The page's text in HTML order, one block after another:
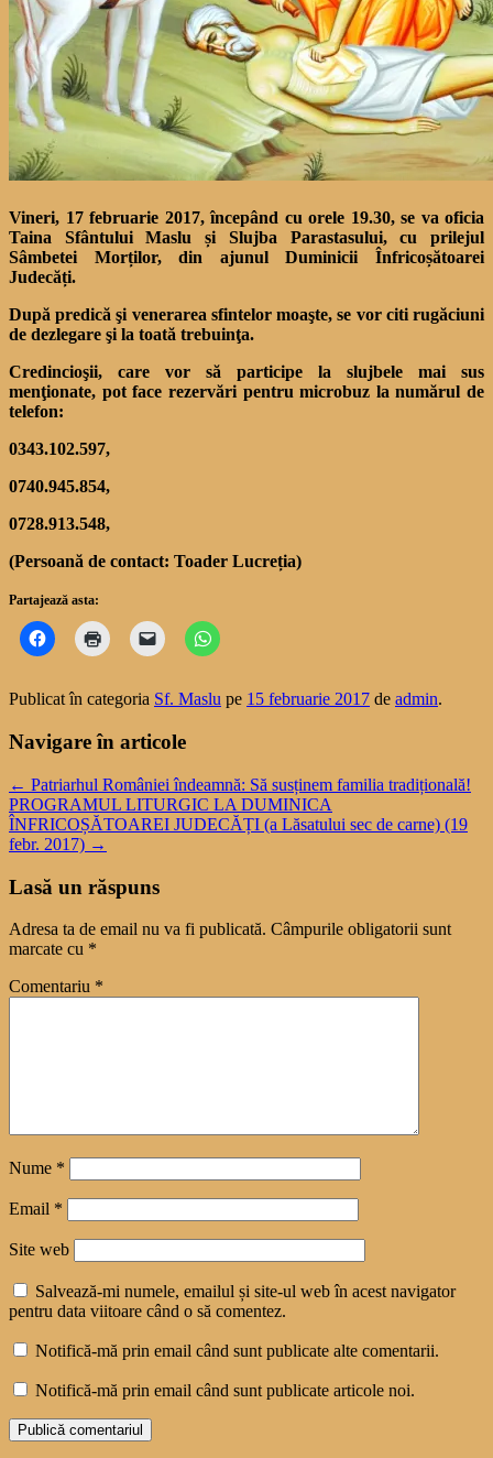
Vineri, 17 februarie 2017, începând cu orele 19.30, se va oficia
Taina Sfântului Maslu și Slujba Parastasului, cu prilejul
Sâmbetei Morților, din ajunul Duminicii Înfricoșătoarei
Judecăți.
După predică şi venerarea sfintelor moaşte, se vor citi rugăciuni
de dezlegare şi la toată trebuinţa.
Credincioşii, care vor să participe la slujbele mai sus
menţionate, pot face rezervări pentru microbuz la numărul de
telefon:
0343.102.597,
0740.945.854,
0728.913.548,
(Persoană de contact: Toader Lucreția)
Partajează asta:
Publicat în categoria Sf. Maslu pe 15 februarie 2017 de admin.
Navigare în articole
← Patriarhul României îndeamnă: Să susținem familia tradițională!
PROGRAMUL LITURGIC LA DUMINICA
ÎNFRICOȘĂTOAREI JUDECĂȚI (a Lăsatului sec de carne) (19
febr. 2017) →
Lasă un răspuns
Adresa ta de email nu va fi publicată. Câmpurile obligatorii sunt
marcate cu *
Comentariu *
Nume *
Email *
Site web
Salvează-mi numele, emailul și site-ul web în acest navigator
pentru data viitoare când o să comentez.
Notifică-mă prin email când sunt publicate alte comentarii.
Notifică-mă prin email când sunt publicate articole noi.